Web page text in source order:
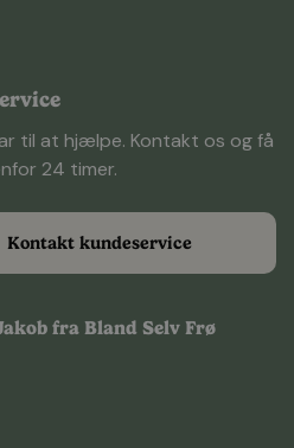
til at hjælpe. Kontakt os og få
24 timer.
Kontakt kundeservice
fra Bland Selv Frø